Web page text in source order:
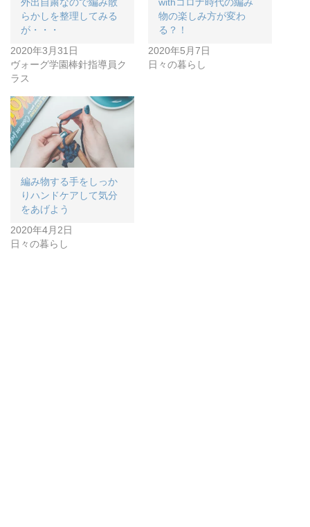
外出自粛なので編み散
らかしを整理してみる
が・・・
2020年3月31日
ヴォーグ学園棒針指導員ク
ラス
withコロナ時代の編み
物の楽しみ方が変わ
る？！
2020年5月7日
日々の暮らし
編み物する手をしっか
りハンドケアして気分
をあげよう
2020年4月2日
日々の暮らし